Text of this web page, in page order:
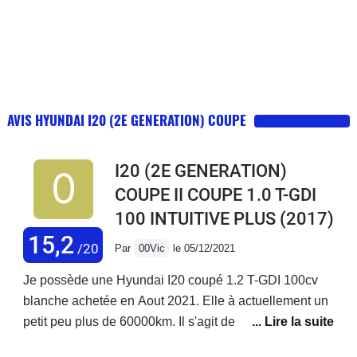
AVIS HYUNDAI I20 (2E GENERATION) COUPE
15,2 /20
I20 (2E GENERATION)
COUPE II COUPE 1.0 T-GDI
100 INTUITIVE PLUS (2017)
Par 00Vic le 05/12/2021
Je possède une Hyundai I20 coupé 1.2 T-GDI 100cv
blanche achetée en Aout 2021. Elle à actuellement un
petit peu plus de 60000km. Il s'agit de ma première